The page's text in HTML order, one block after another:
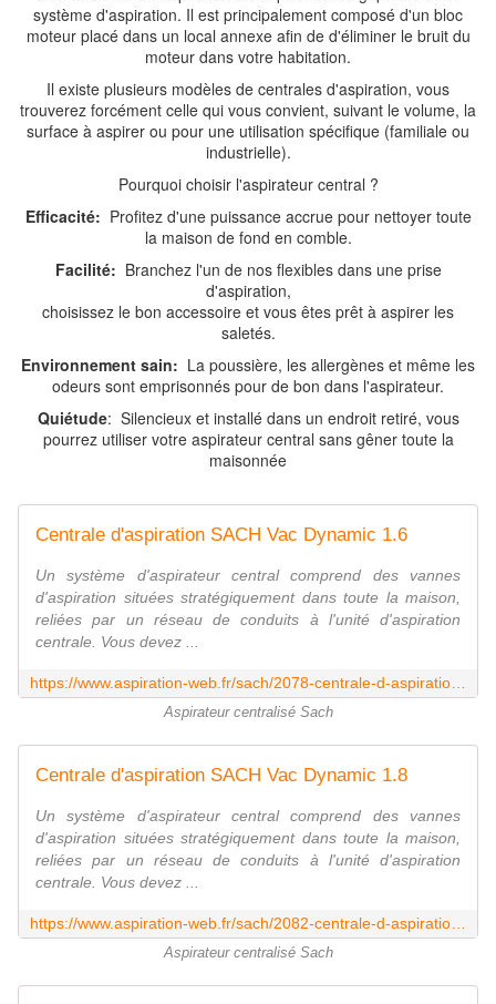
système d'aspiration. Il est principalement composé d'un bloc
moteur placé dans un local annexe afin de d'éliminer le bruit du
moteur dans votre habitation.
Il existe plusieurs modèles de centrales d'aspiration, vous
trouverez forcément celle qui vous convient, suivant le volume, la
surface à aspirer ou pour une utilisation spécifique (familiale ou
industrielle).
Pourquoi choisir l'aspirateur central ?
Efficacité: Profitez d'une puissance accrue pour nettoyer toute
la maison de fond en comble.
Facilité: Branchez l'un de nos flexibles dans une prise
d'aspiration,
choisissez le bon accessoire et vous êtes prêt à aspirer les
saletés.
Environnement sain: La poussière, les allergènes et même les
odeurs sont emprisonnés pour de bon dans l'aspirateur.
Quiétude: Silencieux et installé dans un endroit retiré, vous
pourrez utiliser votre aspirateur central sans gêner toute la
maisonnée
Centrale d'aspiration SACH Vac Dynamic 1.6
Un système d'aspirateur central comprend des vannes
d'aspiration situées stratégiquement dans toute la maison,
reliées par un réseau de conduits à l'unité d'aspiration
centrale. Vous devez ...
Aspirateur centralisé Sach
Centrale d'aspiration SACH Vac Dynamic 1.8
Un système d'aspirateur central comprend des vannes
d'aspiration situées stratégiquement dans toute la maison,
reliées par un réseau de conduits à l'unité d'aspiration
centrale. Vous devez ...
Aspirateur centralisé Sach